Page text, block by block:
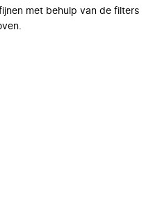
met behulp van de filters